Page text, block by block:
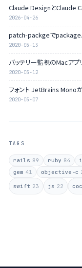
Claude DesignとClaude
2026-04-26
patch-packgeで
2020-05-13
バッテリー監視のMacア
2020-05-12
フォント JetBrains Mono
2020-05-07
TAGS
rails 89 ruby 84
gem 41 objective-c
swift 23 js 22